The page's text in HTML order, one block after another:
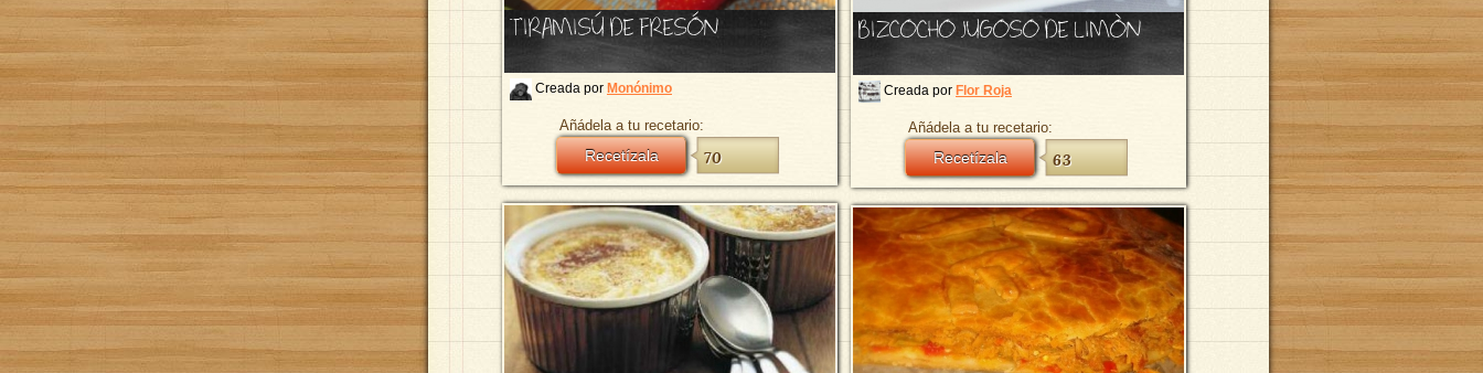
BIZCOCHO JUGOSO DE LIMÒN
Creada por Flor Roja
Añádela a tu recetario:
Recetízala 63
TIRAMISÚ DE FRESÓN
Creada por Monónimo
Añádela a tu recetario:
Recetízala 70